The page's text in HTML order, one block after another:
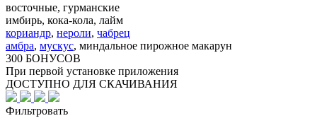
восточные, гурманские
имбирь, кока-кола, лайм
кориандр, нероли, чабрец
амбра, мускус, миндальное пирожное макарун
300 БОНУСОВ
При первой установке приложения
ДОСТУПНО ДЛЯ СКАЧИВАНИЯ
Фильтровать